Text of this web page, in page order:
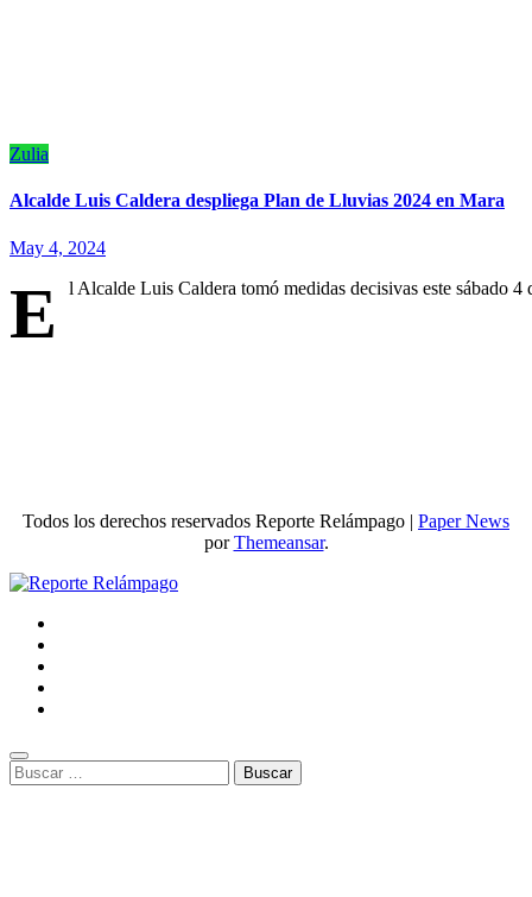
Zulia
Alcalde Luis Caldera despliega Plan de Lluvias 2024 en Mara
May 4, 2024
E l Alcalde Luis Caldera tomó medidas decisivas este sábado
Todos los derechos reservados Reporte Relámpago | Paper News
porThemeansar.
Buscar: